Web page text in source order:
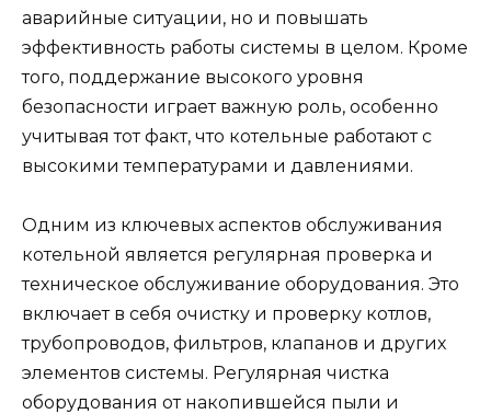
аварийные ситуации, но и повышать
эффективность работы системы в целом. Кроме
того, поддержание высокого уровня
безопасности играет важную роль, особенно
учитывая тот факт, что котельные работают с
высокими температурами и давлениями.
Одним из ключевых аспектов обслуживания
котельной является регулярная проверка и
техническое обслуживание оборудования. Это
включает в себя очистку и проверку котлов,
трубопроводов, фильтров, клапанов и других
элементов системы. Регулярная чистка
оборудования от накопившейся пыли и